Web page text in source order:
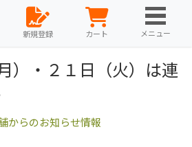
新規登録 カート メニュー
）・２１日（火）は連
からのお知らせ情報